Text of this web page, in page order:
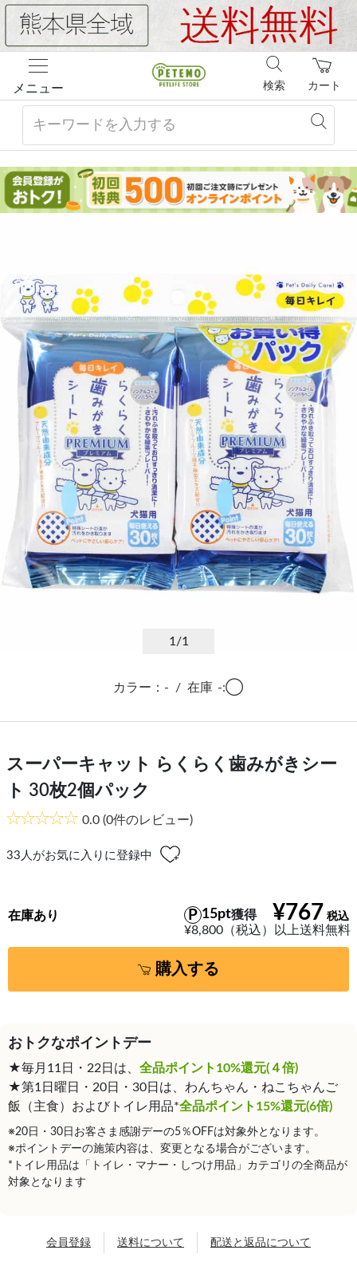
メニュー カート
検索
1/1
カラー：- / 在庫 -:◯
スーパーキャット らくらく歯みがきシー
ト 30枚2個パック
0.0 (0件のレビュー)
33 人がお気に入りに登録中
¥767
15pt獲得
¥8,800（税込）以上送料無料
在庫あり
購入する
おトクなポイントデー
★毎月11日・22日は、 全品ポイント10%還元(４倍)
★第1日曜日・20日・30日は、わんちゃん・ねこちゃんご
飯（主食）およびトイレ用品*全品ポイント15%還元(6倍)
※20日・30日お客さま感謝デーの5％OFFは対象外となります。
※ポイントデーの施策内容は、変更となる場合がございます。
*トイレ用品は「トイレ・マナー・しつけ用品」カテゴリの全商品が
対象となります
会員登録 送料について 配送と返品について